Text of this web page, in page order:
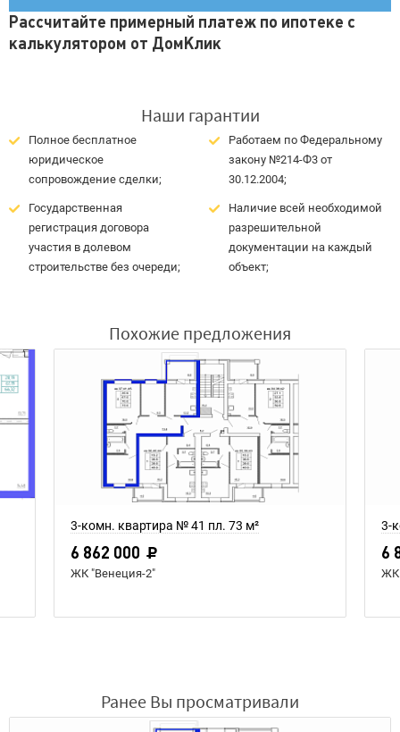
Рассчитайте примерный платеж по ипотеке с
калькулятором от ДомКлик
Наши гарантии
Полное бесплатное
юридическое
сопровождение сделки;
Государственная
регистрация договора
участия в долевом
строительстве без очереди;
Работаем по Федеральному
закону №214-Ф3 от
30.12.2004;
Наличие всей необходимой
разрешительной
документации на каждый
объект;
Похожие предложения
3-комн. квартира № 41 пл. 73 м²
6 862 000
ЖК "Венеция-2"
3-
6
ЖК
Ранее Вы просматривали